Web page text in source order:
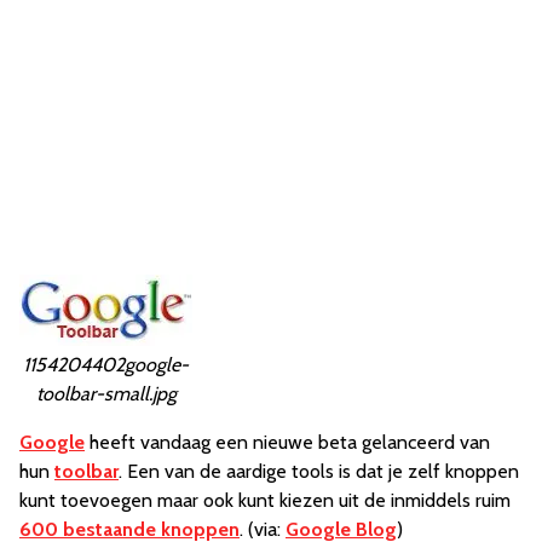
1154204402google-
toolbar-small.jpg
Google heeft vandaag een nieuwe beta gelanceerd van
hun toolbar. Een van de aardige tools is dat je zelf knoppen
kunt toevoegen maar ook kunt kiezen uit de inmiddels ruim
600 bestaande knoppen. (via: Google Blog)